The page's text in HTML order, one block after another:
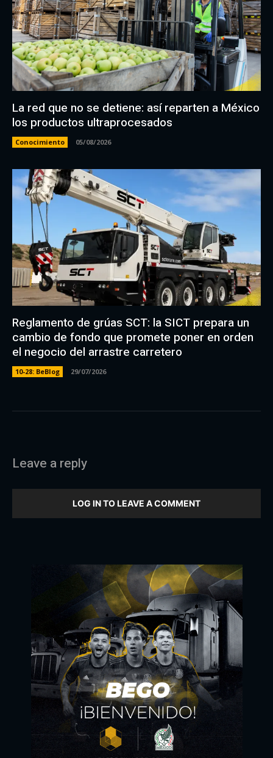
La red que no se detiene: así reparten a México
los productos ultraprocesados
Conocimiento 05/08/2026
Reglamento de grúas SCT: la SICT prepara un
cambio de fondo que promete poner en orden
el negocio del arrastre carretero
10-28: BeBlog 29/07/2026
Leave a reply
LOG IN TO LEAVE A COMMENT